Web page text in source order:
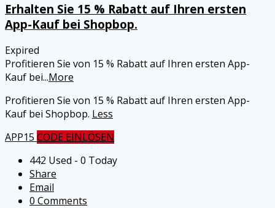
Erhalten Sie 15 % Rabatt auf Ihren ersten
App-Kauf bei Shopbop.
Expired
Profitieren Sie von 15 % Rabatt auf Ihren ersten App-
Kauf bei...More
Profitieren Sie von 15 % Rabatt auf Ihren ersten App-
Kauf bei Shopbop. Less
APP15 CODE EINLÖSEN
442 Used - 0 Today
Share
Email
0 Comments